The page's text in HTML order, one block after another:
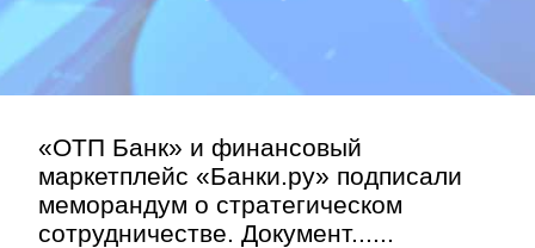
«ОТП Банк» и финансовый
маркетплейс «Банки.ру» подписали
меморандум о стратегическом
сотрудничестве. Документ......
Правила »